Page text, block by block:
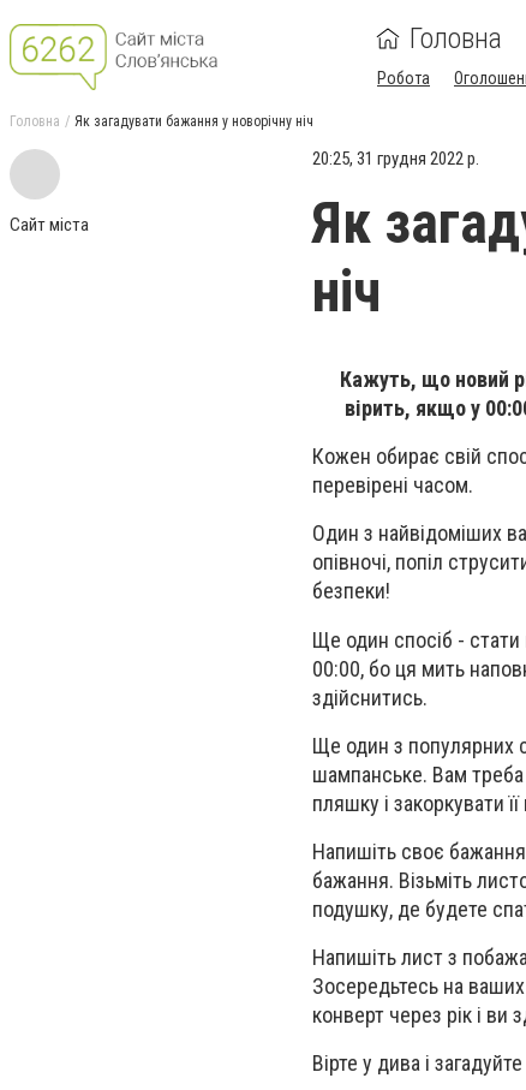
Головна
Робота
Головна Як загадувати бажання у новорічну ніч
Сайт міста
20:25, 31 грудня 2022 р.
Як
ніч
Кажуть, що новий
вірить, якщо у
Кожен обирає свій
перевірені часом.
Один з найвідоміших
опівночі, попіл
безпеки!
Ще один спосіб - стати
00:00, бо ця мить
здійснитись.
Ще один з популярних
шампанське. Вам треба
пляшку і закоркувати
Напишіть своє
бажання. Візьміть
подушку, де будете
Напишіть лист з
Зосередьтесь на ваших
конверт через рік і ви
Вірте у дива і